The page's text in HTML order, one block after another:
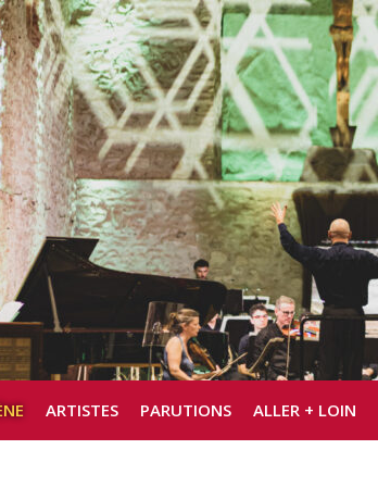
ARTISTES PARUTIONS ALLER + LOIN